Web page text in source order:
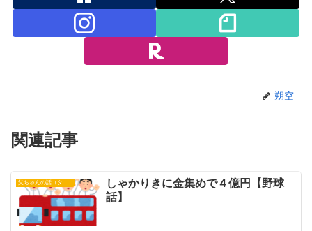
朔空
関連記事
父ちゃんの話（タイガース）
しゃかりきに金集めで４億円【野球
話】